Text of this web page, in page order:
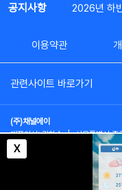
X
공지사항 2026년 하
이용약관
관련사이트 바로가기
(주)채널에이
대표이사: 김차수 | 서울특별시
부가통신사업신고: 022357호 |
대표전화: (02)2020-3114
시
통신판매업신고: 제2012-서울종
COPYRIGHT(c) SINCE 2023,